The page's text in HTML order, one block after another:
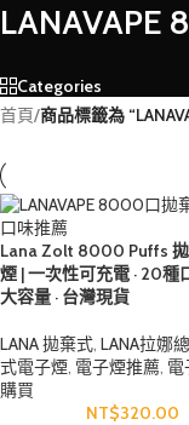
Categories
首頁/商品標籤為
Lana Zolt 8000 Puffs
煙 | 一次性可充電 · 20種
大容量 · 台灣現貨
LANA 拋棄式, LANA拉娜
式電子煙, 電子煙推薦, 電
購買
NT$320.00